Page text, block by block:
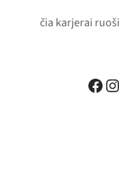
Facebook Instagram
čia karjerai